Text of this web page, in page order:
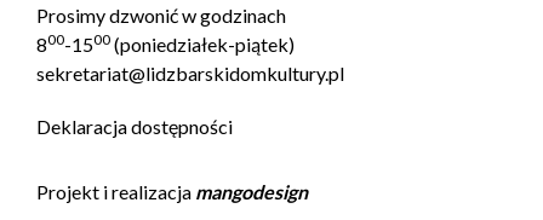
Prosimy dzwonić w godzinach
800-1500 (poniedziałek-piątek)
sekretariat@lidzbarskidomkultury.pl
Deklaracja dostępności
Projekt i realizacja mangodesign